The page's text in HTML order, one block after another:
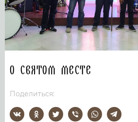
О святом месте
Поделиться: